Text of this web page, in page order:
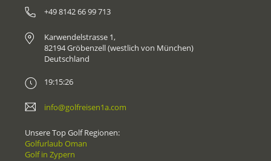
+49 8142 66 99 713
Karwendelstrasse 1,
82194 Gröbenzell (westlich von München)
Deutschland
19:15:26
info@golfreisen1a.com
Unsere Top Golf Regionen:
Golfurlaub Oman
Golf in Zypern